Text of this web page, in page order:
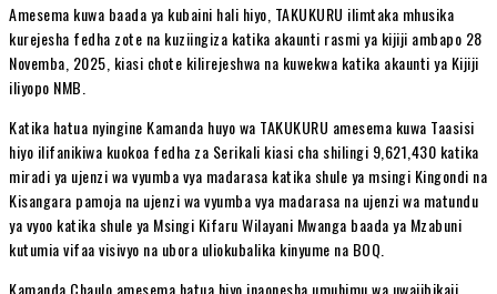
Amesema kuwa baada ya kubaini hali hiyo, TAKUKURU ilimtaka mhusika
kurejesha fedha zote na kuziingiza katika akaunti rasmi ya kijiji ambapo 28
Novemba, 2025, kiasi chote kilirejeshwa na kuwekwa katika akaunti ya Kijiji
iliyopo NMB.
Katika hatua nyingine Kamanda huyo wa TAKUKURU amesema kuwa Taasisi
hiyo ilifanikiwa kuokoa fedha za Serikali kiasi cha shilingi 9,621,430 katika
miradi ya ujenzi wa vyumba vya madarasa katika shule ya msingi Kingondi na
Kisangara pamoja na ujenzi wa vyumba vya madarasa na ujenzi wa matundu
ya vyoo katika shule ya Msingi Kifaru Wilayani Mwanga baada ya Mzabuni
kutumia vifaa visivyo na ubora uliokubalika kinyume na BOQ.
Kamanda Chaulo amesema hatua hiyo inaonesha umuhimu wa uwajibikaji